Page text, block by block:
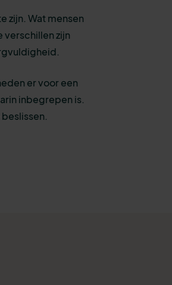
zijn. Wat mensen
verschillen zijn
er voor een
inbegrepen is.